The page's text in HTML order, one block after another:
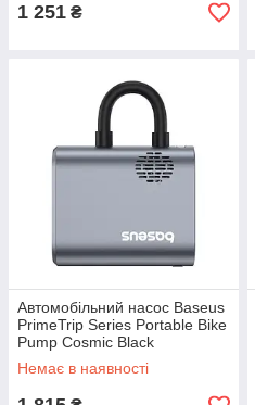
1 251 ₴
Автомобільний насос Baseus
PrimeTrip Series Portable Bike
Pump Cosmic Black
(C11169000121-00)
Немає в наявності